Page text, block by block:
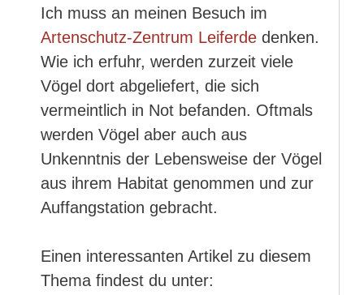
Ich muss an meinen Besuch im
Artenschutz-Zentrum Leiferde denken.
Wie ich erfuhr, werden zurzeit viele
Vögel dort abgeliefert, die sich
vermeintlich in Not befanden. Oftmals
werden Vögel aber auch aus
Unkenntnis der Lebensweise der Vögel
aus ihrem Habitat genommen und zur
Auffangstation gebracht.
Einen interessanten Artikel zu diesem
Thema findest du unter: